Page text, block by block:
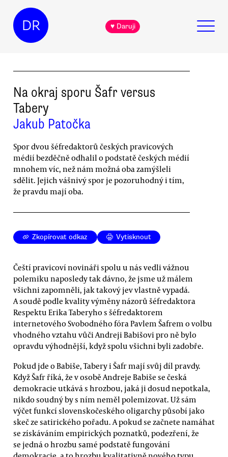
DR ♥ Daruji
Na okraj sporu Šafr versus
Tabery
Jakub Patočka
Spor dvou šéfredaktorů českých pravicových
médií bezděčně odhalil o podstatě českých médií
mnohem víc, než nám možná oba zamýšleli
sdělit. Jejich vášnivý spor je pozoruhodný i tím,
že pravdu mají oba.
Zkopírovat odkaz Vytisknout
Čeští pravicoví novináři spolu u nás vedli vážnou
polemiku naposledy tak dávno, že jsme už málem
všichni zapomněli, jak takový jev vlastně vypadá.
A soudě podle kvality výměny názorů šéfredaktora
Respektu Erika Taberyho s šéfredaktorem
internetového Svobodného fóra Pavlem Šafrem o volbu
vhodného vztahu vůči Andreji Babišovi pro ně bylo
opravdu výhodnější, když spolu všichni byli zadobře.
Pokud jde o Babiše, Tabery i Šafr mají svůj díl pravdy.
Když Šafr říká, že v osobě Andreje Babiše se česká
demokracie utkává s hrozbou, jaká ji dosud nepotkala,
nikdo soudný by s ním neměl polemizovat. Už sám
výčet funkcí slovenskočeského oligarchy působí jako
skeč ze satirického pořadu. A pokud se začnete namáhat
se získáváním empirických poznatků, podezření, že
se jedná o hrozbu samé podstatě fungování